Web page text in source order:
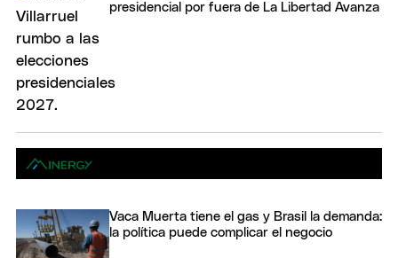
presidencial por fuera de La Libertad Avanza
Vaca Muerta tiene el gas y Brasil la demanda:
la política puede complicar el negocio